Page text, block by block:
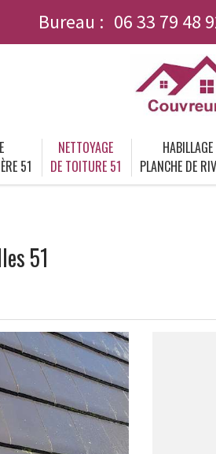
Bureau : 06 33 79 48
51
NETTOYAGE
DE TOITURE 51
HABILLAGE
PLANCHE DE
51